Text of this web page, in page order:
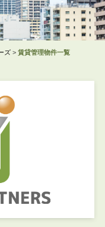
ズ >賃貸管理物件一覧